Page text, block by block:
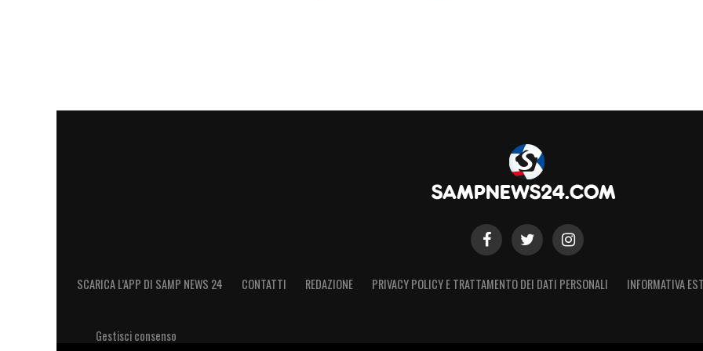
SCARICA L’APP DI SAMP NEWS 24 CONTATTI REDAZIONE PRIVACY POLICY E TRATTAMENTO DEI DATI PERSONALI INFORMATIVA
Gestisci consenso